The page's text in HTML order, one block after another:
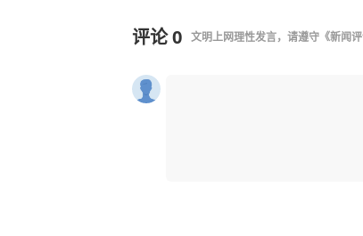
评论0 文明上网理性发言，请遵守 《新闻